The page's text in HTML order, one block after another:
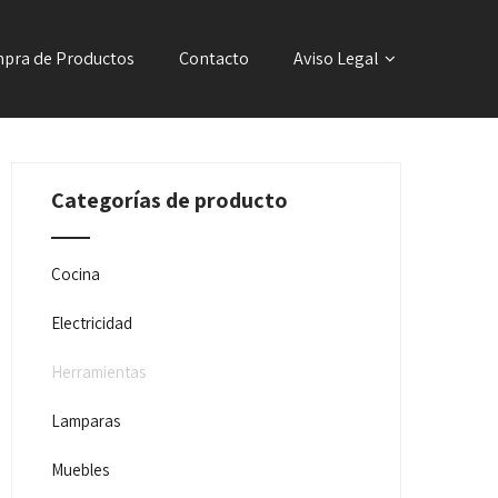
de Productos Contacto Aviso Legal
Categorías de producto
Cocina
Electricidad
Herramientas
Lamparas
Muebles